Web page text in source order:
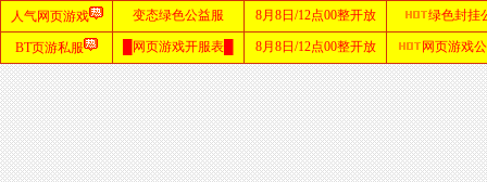
首
页
zhaosf
网站
sf123